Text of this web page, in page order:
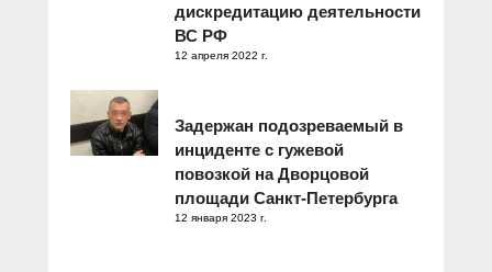
дискредитацию деятельности
ВС РФ
12 апреля 2022 г.
Задержан подозреваемый в
инциденте с гужевой
повозкой на Дворцовой
площади Санкт-Петербурга
12 января 2023 г.